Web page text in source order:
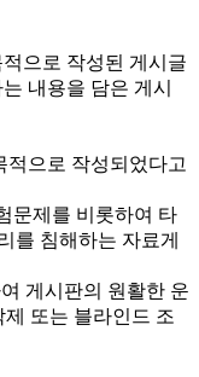
으로 작성된 게시글
내용을 담은 게시
적으로 작성되었다고
문제를 비롯하여 타
를 침해하는 자료게
게시판의 원활한 운
또는 블라인드 조